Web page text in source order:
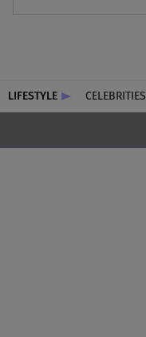
LIFESTYLE CELEBRITIES